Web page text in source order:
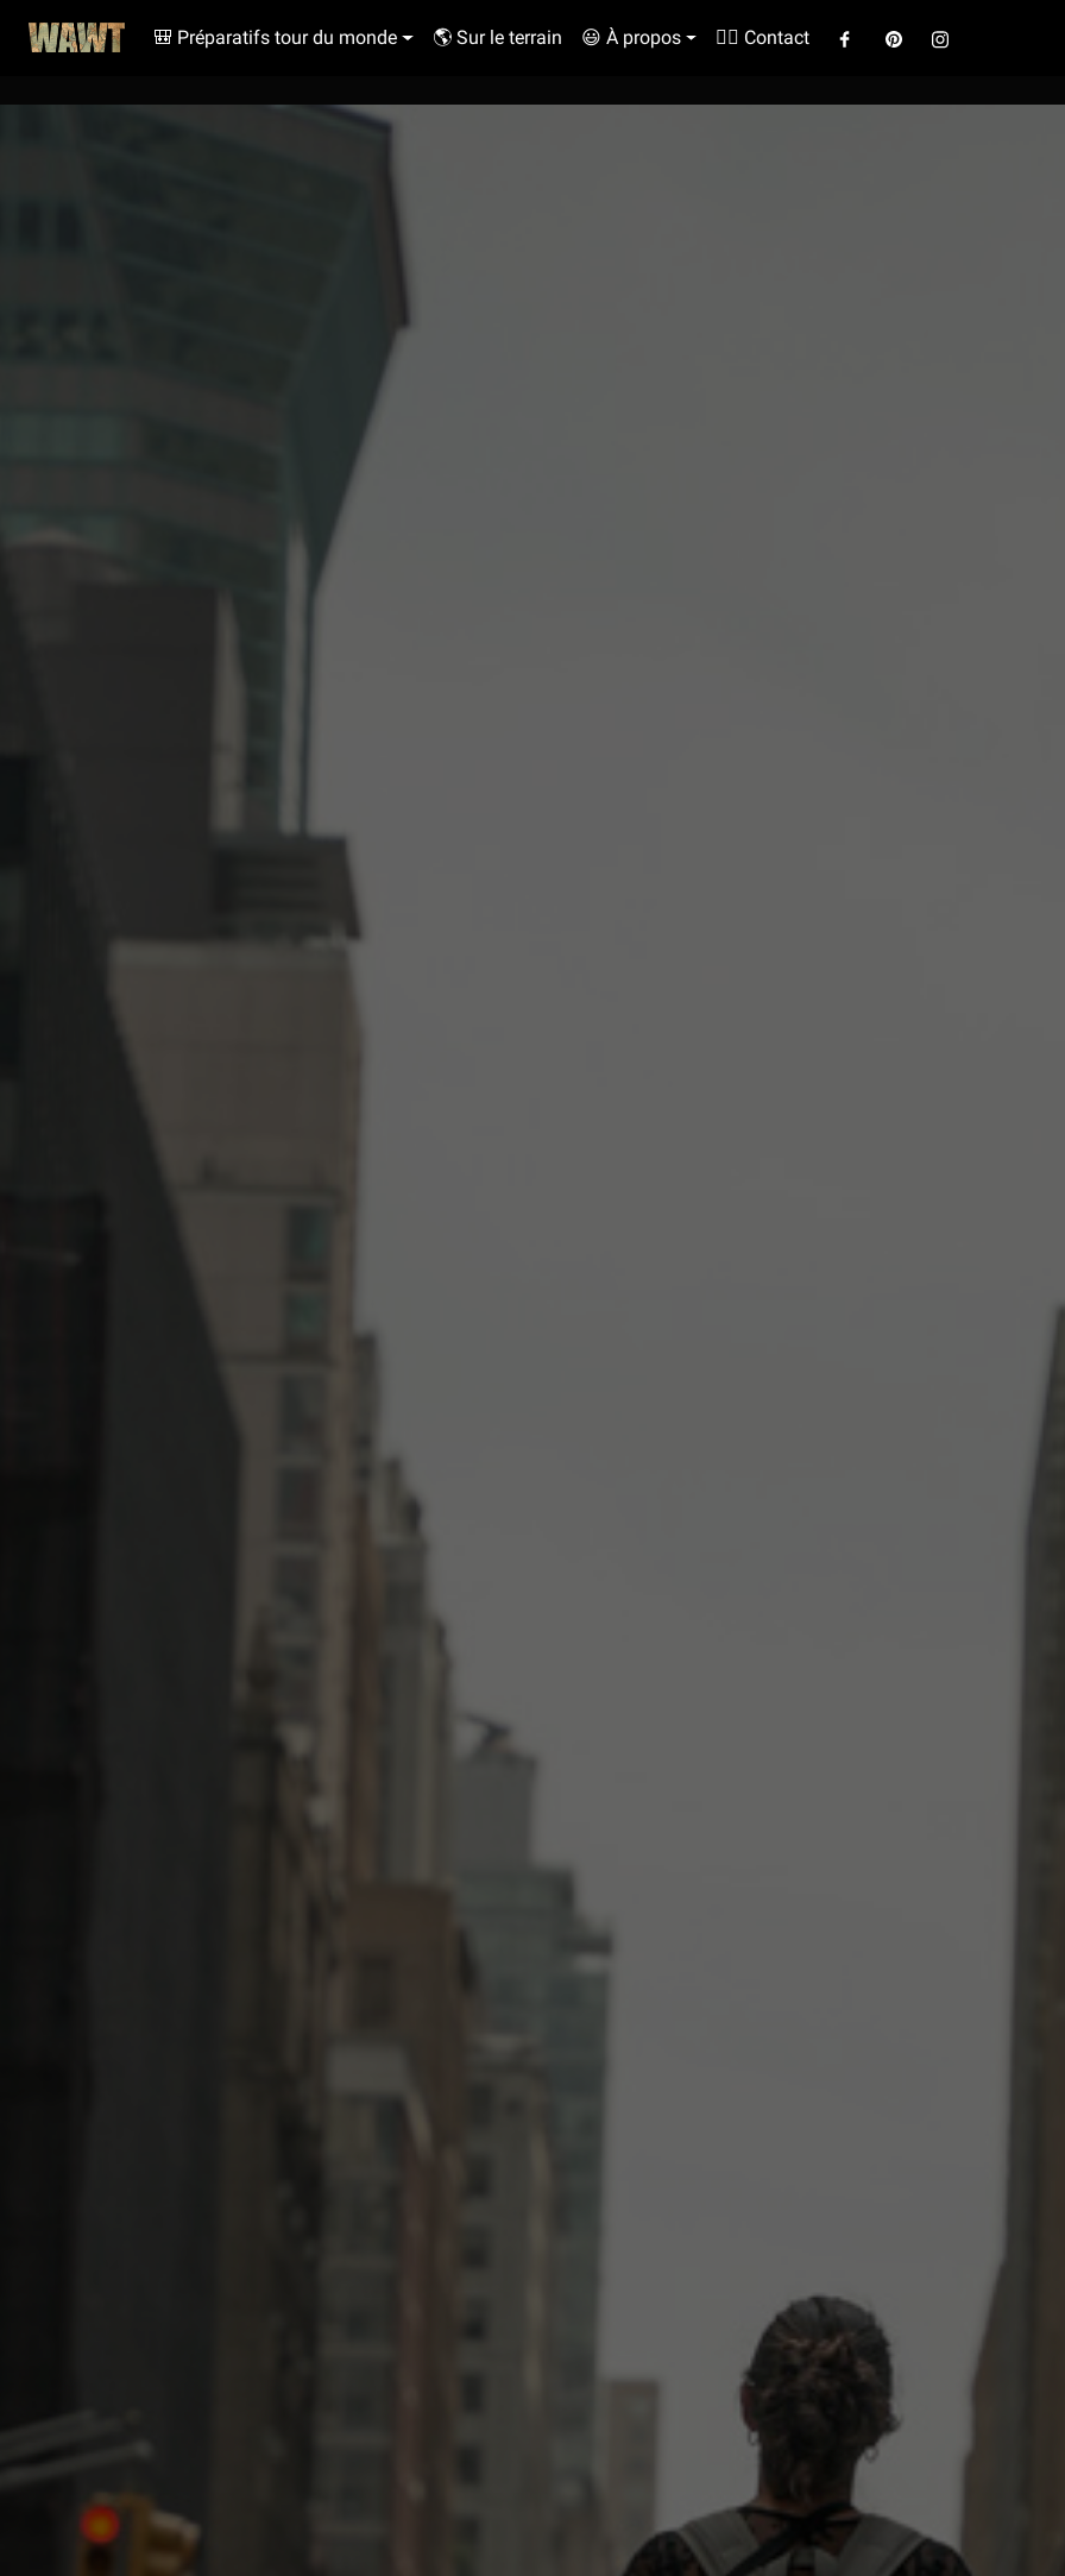
🎒 Préparatifs tour du monde 🌎 Sur le terrain 😃 À propos ✍🏼 Contact